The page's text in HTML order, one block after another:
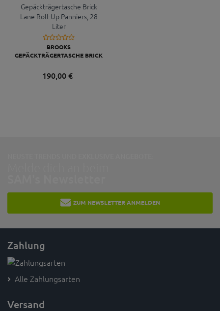
BROOKS
GEPÄCKTRÄGERTASCHE BRICK
LITER
190,00€
ZUM NEWSLETTER ANMELDEN
Zahlung
Alle Zahlungsarten
Versand